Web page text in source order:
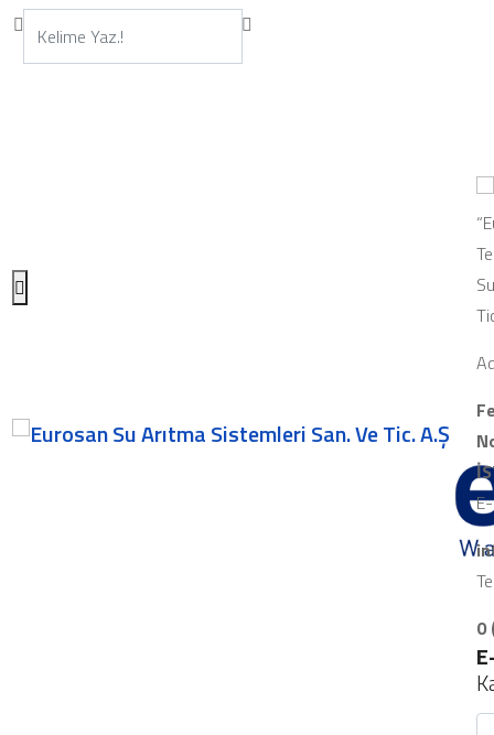
0